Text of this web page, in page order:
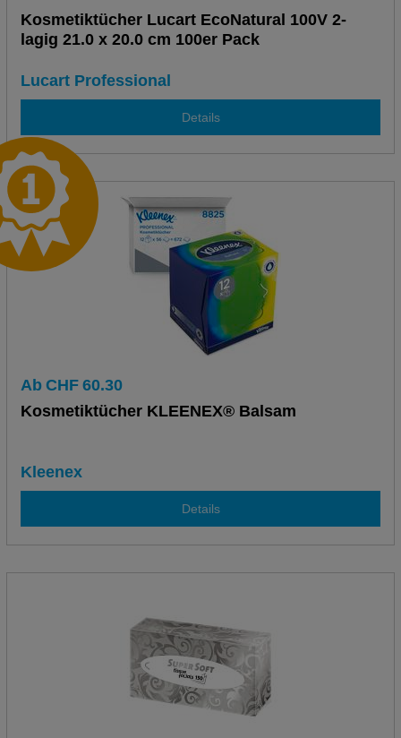
Kosmetiktücher Lucart EcoNatural 100V 2-
lagig 21.0 x 20.0 cm 100er Pack
Lucart Professional
Details
Ab CHF 60.30
Kosmetiktücher KLEENEX® Balsam
Kleenex
Details